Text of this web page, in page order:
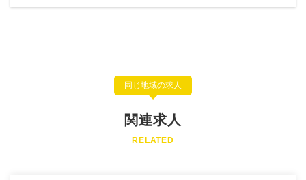
同じ地域の求人
関連求人
RELATED